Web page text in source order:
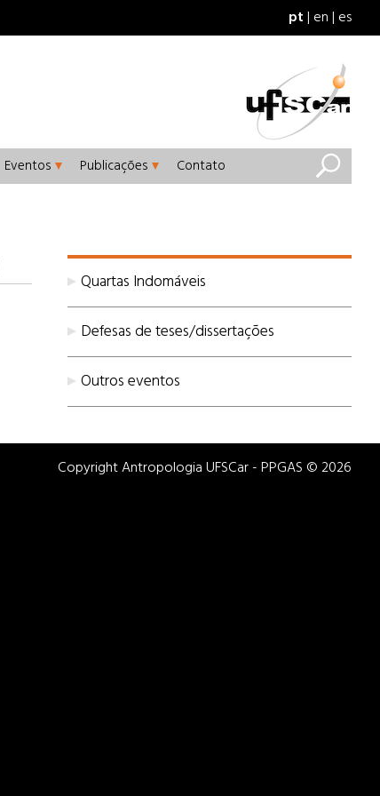
pt en es
Eventos Publicações Contato
Quartas Indomáveis
Defesas de teses/dissertações
Outros eventos
Copyright Antropologia UFSCar - PPGAS © 2026